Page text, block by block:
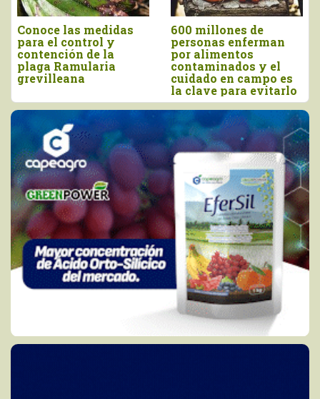
las medidas
el control y
de la
Ramularia
600 millones de
personas enferman
por alimentos
contaminados y el
cuidado en campo es
la clave para evitarlo